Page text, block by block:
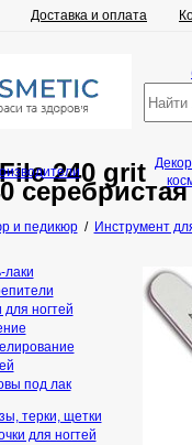
Доставка и оплата
240 grit
серебристая
и педикюр/ Инcтрумент
лаки
для ногтей
под лак
терки, щетки
для ногтей